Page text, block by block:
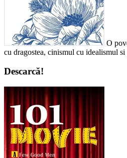
O
cu dragostea, cinismul cu idealismul
Descarcă!